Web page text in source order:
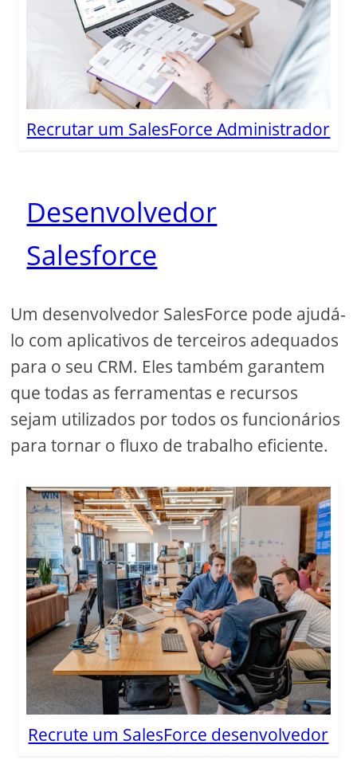
Recrutar um SalesForce Administrador
Desenvolvedor
Salesforce
Um desenvolvedor SalesForce pode ajudá-
lo com aplicativos de terceiros adequados
para o seu CRM. Eles também garantem
que todas as ferramentas e recursos
sejam utilizados por todos os funcionários
para tornar o fluxo de trabalho eficiente.
Recrute um SalesForce desenvolvedor